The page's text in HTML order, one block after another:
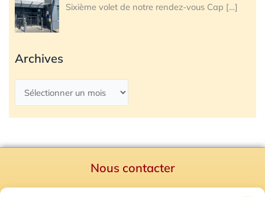
Sixième volet de notre rendez-vous Cap […]
Archives
Nous contacter